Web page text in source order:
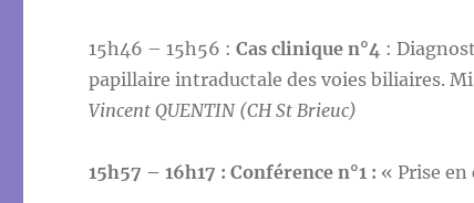
15h46 – 15h56 :Cas clinique n°4 :
papillaire intraductale des voies biliaires.
Vincent QUENTIN (CH St Brieuc)
15h57 – 16h17 : Conférence n°1 : « Prise